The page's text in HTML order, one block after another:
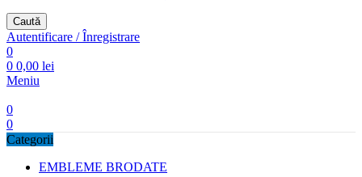
Caută
Autentificare / Înregistrare
0
0 0,00 lei
Meniu
0
0
Categorii
EMBLEME BRODATE